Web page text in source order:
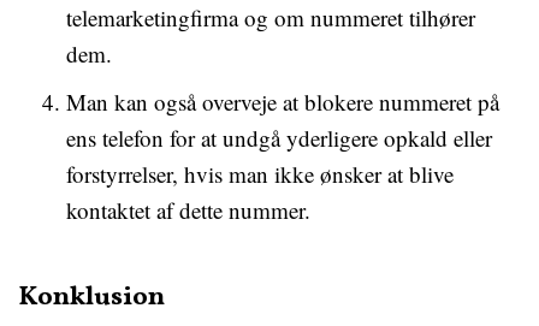
telemarketingfirma og om nummeret tilhører
dem.
Man kan også overveje at blokere nummeret på
ens telefon for at undgå yderligere opkald eller
forstyrrelser, hvis man ikke ønsker at blive
kontaktet af dette nummer.
Konklusion